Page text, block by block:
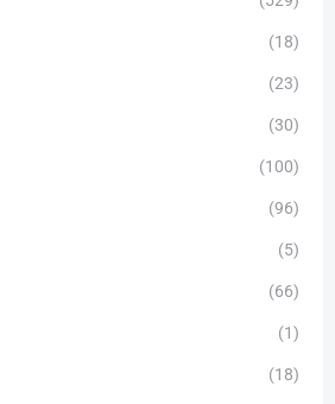
(18)
(23)
(30)
(100)
(96)
(5)
(66)
(1)
(18)